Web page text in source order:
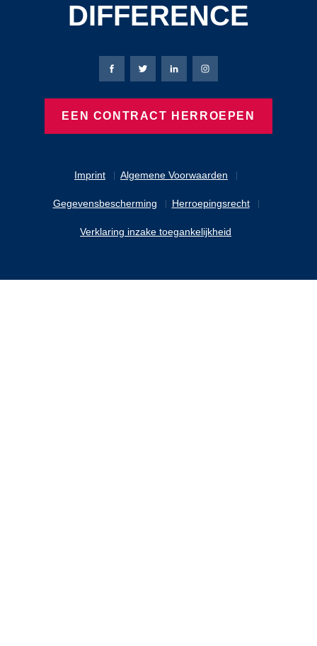
DIFFERENCE
Imprint Algemene Voorwaarden
Gegevensbescherming Herroepingsrecht
Verklaring inzake toegankelijkheid
Bierbaum-Proenen Facebook-pagina
Bierbaum-Proenen X-pagina
Bierbaum-Proenen
Bierbaum-Proenen
EEN CONTRACT HERROEPEN